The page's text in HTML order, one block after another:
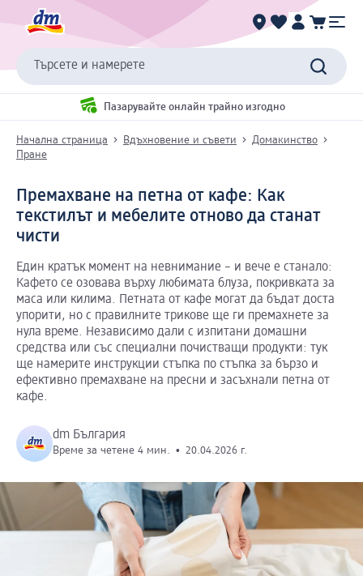
Търсете и намерете
Пазарувайте онлайн трайно изгодно
Начална страница Вдъхновение и съвети
Домакинство
Пране
Премахване на петна от кафе: Как
текстилът и мебелите отново да станат
чисти
Един кратък момент на невнимание – и вече е станало:
Кафето се озовава върху любимата блуза, покривката за
маса или килима. Петната от кафе могат да бъдат доста
упорити, но с правилните трикове ще ги премахнете за
нула време. Независимо дали с изпитани домашни
средства или със специални почистващи продукти: тук
ще намерите инструкции стъпка по стъпка за бързо и
ефективно премахване на пресни и засъхнали петна от
кафе.
dm България
Време за четене 4 мин. • 20.04.2026 г.